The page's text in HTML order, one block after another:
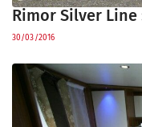
Rimor Silver
30/03/2016